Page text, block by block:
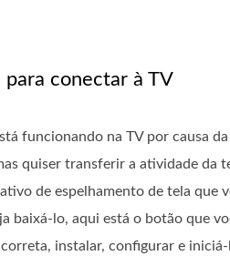
para conectar à TV
funcionando na TV por causa
quiser transferir a atividade da
de espelhamento de tela que
baixá-lo, aqui está o botão que
instalar, configurar e iniciá-